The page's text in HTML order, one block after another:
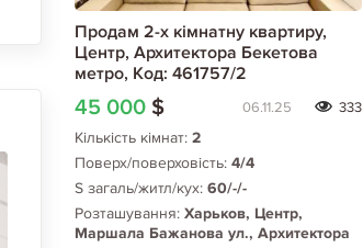
Продам 2-х кімнатну квартиру,
Центр, Архитектора Бекетова
метро, Код: 461757/2
45 000 $ 06.11.25 333
Кількість кімнат: 2
Поверх/поверховість: 4/4
S загаль/житл/кух: 60/-/-
Розташування: Харьков, Центр,
Маршала Бажанова ул., Архитектора